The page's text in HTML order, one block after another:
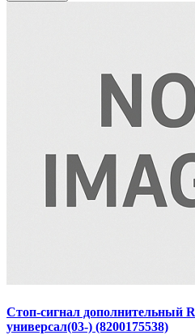
Стоп-сигнал дополнительный
универсал(03-) (8200175538)